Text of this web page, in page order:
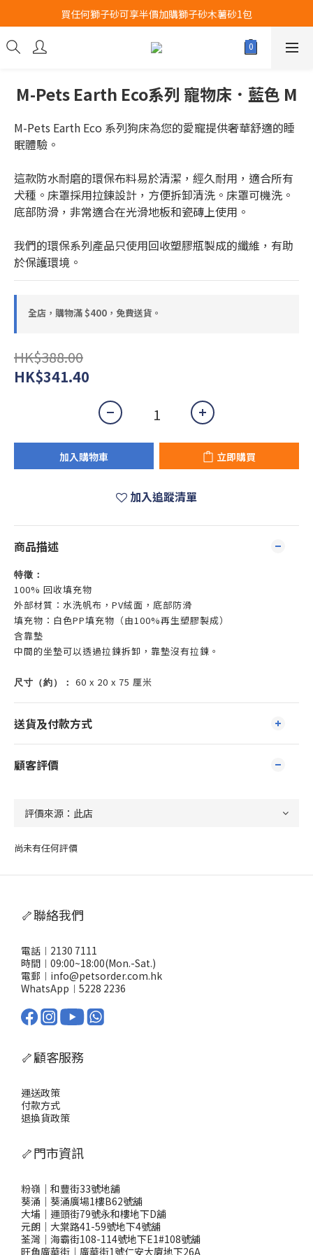
Airbuggy 全線現貨8折！立即點擊火速搶購
買任何獅子砂可享半價加購獅子砂木薯砂1包
Airbuggy 全線現貨8折！立即點擊火速搶購
M-Pets Earth Eco系列 寵物床．藍色 M
M-Pets Earth Eco 系列狗床為您的愛寵提供奢華舒適的睡
眠體驗。
這款防水耐磨的環保布料易於清潔，經久耐用，適合所有
犬種。床罩採用拉鍊設計，方便拆卸清洗。床罩可機洗。
底部防滑，非常適合在光滑地板和瓷磚上使用。
我們的環保系列產品只使用回收塑膠瓶製成的纖維，有助
於保護環境。
全店，購物滿 $400，免費送貨。
HK$388.00
HK$341.40
加入購物車 立即購買
加入追蹤清單
商品描述
特徵：
100% 回收填充物
外部材質：水洗帆布，PV絨面，底部防滑
填充物：白色PP填充物（由100%再生塑膠製成）
含靠墊
中間的坐墊可以透過拉鍊拆卸，靠墊沒有拉鍊。
尺寸（約）： 60 x 20 x 75 厘米
送貨及付款方式
顧客評價
尚未有任何評價
🦴聯絡我們
電話︱2130 7111
時間︱09:00~18:00(Mon.-Sat.)
電郵︱info@petsorder.com.hk
WhatsApp︱ 5228 2236
🦴顧客服務
運送政策
付款方式
退換貨政策
🦴門市資訊
粉嶺｜和豐街33號地舖
葵涌｜葵涌廣場1樓B62號舖
大埔｜運頭街79號永和樓地下D舖
元朗｜大棠路41-59號地下4號舖
荃灣｜海霸街108-114號地下E1#108號舖
旺角廣華街｜廣華街1號仁安大廈地下26A